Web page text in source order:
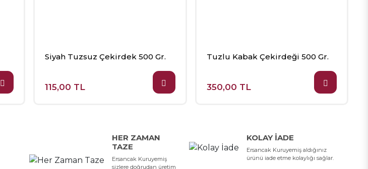
Siyah Tuzsuz Çekirdek 500 Gr.
115,00 TL
Tuzlu Kabak Çekirdeği 500 Gr.
350,00 TL
HER ZAMAN
TAZE
Ersancak Kuruyemiş
sizlere doğrudan üretim
KOLAY İADE
Ersancak Kuruyemiş aldığınız
ürünü iade etme kolaylığı sağlar.